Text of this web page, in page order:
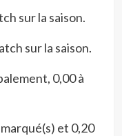
sur la saison.
sur la saison.
0,00 à
et 0,20